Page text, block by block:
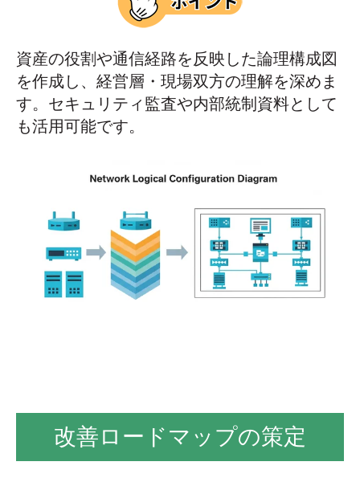
資産の役割や通信経路を反映した論理構成図
を作成し、経営層・現場双方の理解を深めま
す。セキュリティ監査や内部統制資料として
も活用可能です。
改善ロードマップの策定